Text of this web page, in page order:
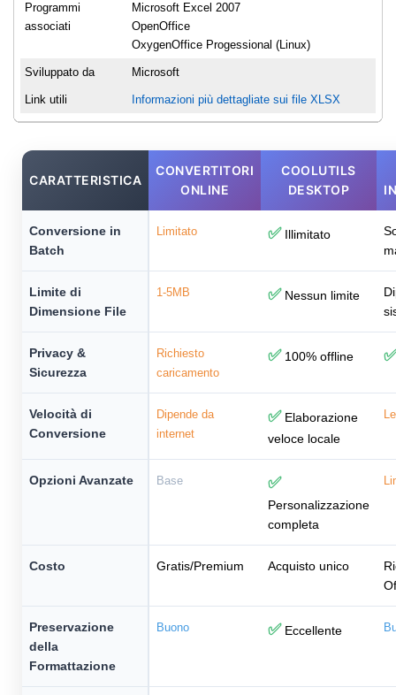
Programmi
associati
Microsoft Excel 2007
OpenOffice
OxygenOffice Progessional (Linux)
Sviluppato da Microsoft
Link utili Informazioni più dettagliate sui file XLSX
CARATTERISTICA
CONVERTITORI
ONLINE
COOLUTILS
DESKTOP
Conversione in
Batch
Limitato ✅Illimitato
Limite di
Dimensione File
1-5MB ✅Nessun limite
Privacy &
Sicurezza
Richiesto
caricamento
✅100% offline ✅
Velocità di
Conversione
Dipende da
internet
✅Elaborazione
veloce locale
Opzioni Avanzate Base ✅
Personalizzazione
completa
Costo Gratis/Premium Acquisto unico
Preservazione
della
Formattazione
Buono ✅Eccellente